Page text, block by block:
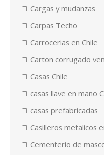
Cargas y mudanzas
Carpas Techo
Carrocerias en Chile
Carton corrugado
Casas Chile
casas llave en mano
casas prefabricadas
Casilleros metalicos
Cementerio de